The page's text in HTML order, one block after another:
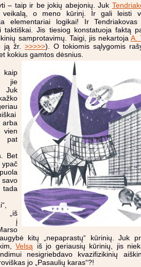
– taip ir be jokių abejonių. Juk
veikalą, o meno kūrinį. Ir gali leisti
elementariai logikai! Ir
taktiškai. Jis tiesiog konstatuoja faktą
samprotavimų. Taigi, jis nekartoja A.
ją žr.>>>>>). O tokiomis sąlygomis
kokius gamtos dėsnius.
jie
Juk
pat
Bet
tada
„iš
į
kitų „nepaprastų“ kūrinių. Juk
Velsą iš jo geriausių kūrinių, jis
nesigriebdavo kvazifizikinių
jo „Pasaulių karas“?!